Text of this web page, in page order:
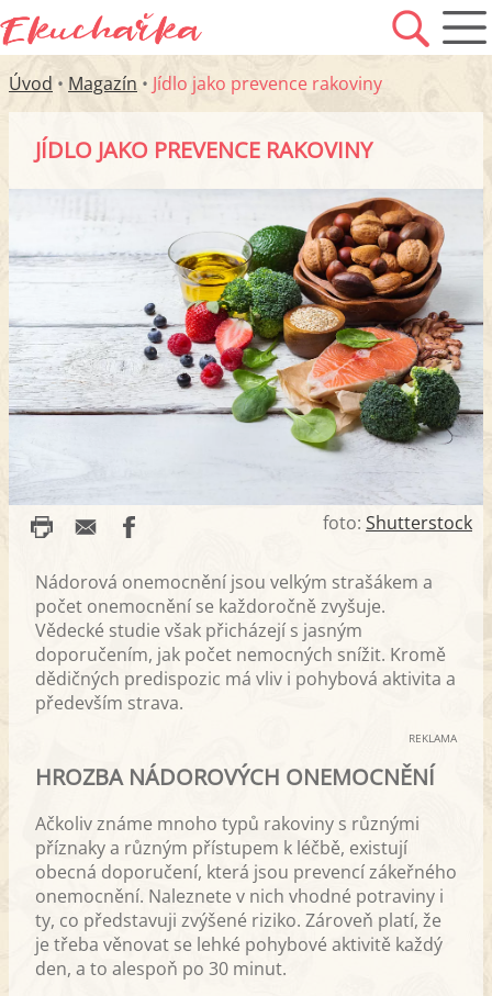
Úvod • Magazín • Jídlo jako prevence rakoviny
JÍDLO JAKO PREVENCE RAKOVINY
foto: Shutterstock
Nádorová onemocnění jsou velkým strašákem a
počet onemocnění se každoročně zvyšuje.
Vědecké studie však přicházejí s jasným
doporučením, jak počet nemocných snížit. Kromě
dědičných predispozic má vliv i pohybová aktivita a
především strava.
REKLAMA
HROZBA NÁDOROVÝCH ONEMOCNĚNÍ
Ačkoliv známe mnoho typů rakoviny s různými
příznaky a různým přístupem k léčbě, existují
obecná doporučení, která jsou prevencí zákeřného
onemocnění. Naleznete v nich vhodné potraviny i
ty, co představuji zvýšené riziko. Zároveň platí, že
je třeba věnovat se lehké pohybové aktivitě každý
den, a to alespoň po 30 minut.